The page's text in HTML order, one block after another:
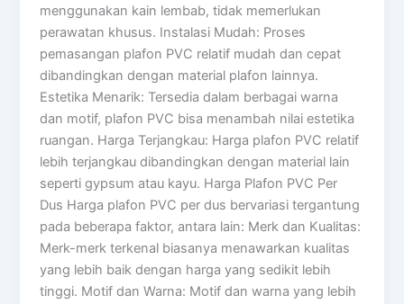
menggunakan kain lembab, tidak memerlukan
perawatan khusus. Instalasi Mudah: Proses
pemasangan plafon PVC relatif mudah dan cepat
dibandingkan dengan material plafon lainnya.
Estetika Menarik: Tersedia dalam berbagai warna
dan motif, plafon PVC bisa menambah nilai estetika
ruangan. Harga Terjangkau: Harga plafon PVC relatif
lebih terjangkau dibandingkan dengan material lain
seperti gypsum atau kayu. Harga Plafon PVC Per
Dus Harga plafon PVC per dus bervariasi tergantung
pada beberapa faktor, antara lain: Merk dan Kualitas:
Merk-merk terkenal biasanya menawarkan kualitas
yang lebih baik dengan harga yang sedikit lebih
tinggi. Motif dan Warna: Motif dan warna yang lebih